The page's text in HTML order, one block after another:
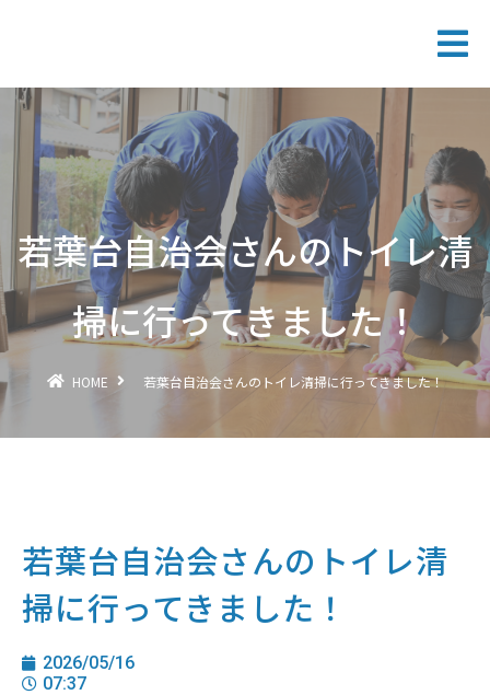
若葉台自治会さんのトイレ清
掃に行ってきました！
HOME 若葉台自治会さんのトイレ清掃に行ってきました！
若葉台自治会さんのトイレ清
掃に行ってきました！
2026/05/16
07:37